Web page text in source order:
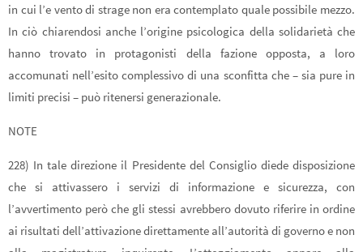
in cui l’e vento di strage non era contemplato quale possibile mezzo.
In ciò chiarendosi anche l’origine psicologica della solidarietà che
hanno trovato in protagonisti della fazione opposta, a loro
accomunati nell’esito complessivo di una sconfitta che – sia pure in
limiti precisi – può ritenersi generazionale.
NOTE
228) In tale direzione il Presidente del Consiglio diede disposizione
che si attivassero i servizi di informazione e sicurezza, con
l’avvertimento però che gli stessi avrebbero dovuto riferire in ordine
ai risultati dell’attivazione direttamente all’autorità di governo e non